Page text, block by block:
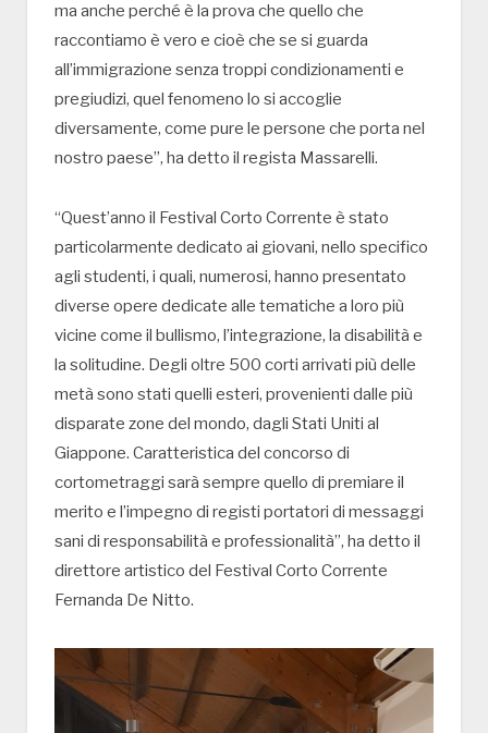
ma anche perché è la prova che quello che
raccontiamo è vero e cioè che se si guarda
all’immigrazione senza troppi condizionamenti e
pregiudizi, quel fenomeno lo si accoglie
diversamente, come pure le persone che porta nel
nostro paese”, ha detto il regista Massarelli.
“Quest’anno il Festival Corto Corrente è stato
particolarmente dedicato ai giovani, nello specifico
agli studenti, i quali, numerosi, hanno presentato
diverse opere dedicate alle tematiche a loro più
vicine come il bullismo, l’integrazione, la disabilità e
la solitudine. Degli oltre 500 corti arrivati più delle
metà sono stati quelli esteri, provenienti dalle più
disparate zone del mondo, dagli Stati Uniti al
Giappone. Caratteristica del concorso di
cortometraggi sarà sempre quello di premiare il
merito e l’impegno di registi portatori di messaggi
sani di responsabilità e professionalità”, ha detto il
direttore artistico del Festival Corto Corrente
Fernanda De Nitto.